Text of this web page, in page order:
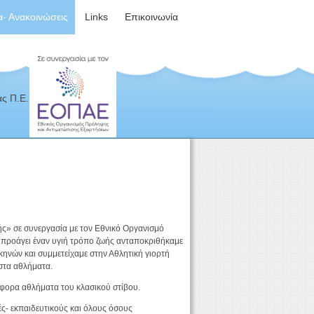
Ανακοινώσεις Links Επικοινωνία
Π.Ε.
σε συνεργασία με τον Εθνικό Οργανισμό
έναν υγιή τρόπο ζωής ανταποκριθήκαμε
και συμμετείχαμε στην Αθλητική γιορτή
αθλήματα.
αθλήματα του κλασικού στίβου.
εκπαιδευτικούς και όλους όσους